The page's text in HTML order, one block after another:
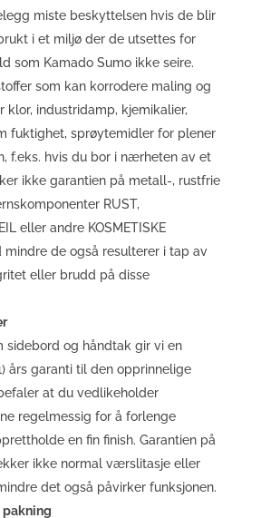
miste beskyttelsen hvis de blir
i et miljø der de utsettes for
som Kamado Sumo ikke seire.
som kan korrodere maling og
klor, industridamp, kjemikalier,
fuktighet, sprøytemidler for plener
f.eks. hvis du bor i nærheten av et
ikke garantien på metall-, rustfrie
RUST,
eller andre KOSMETISKE
mindre de også resulterer i tap av
eller brudd på disse
sidebord og håndtak gir vi en
års garanti til den opprinnelige
at du vedlikeholder
regelmessig for å forlenge
en fin finish. Garantien på
ikke normal værslitasje eller
det også påvirker funksjonen.
pakning